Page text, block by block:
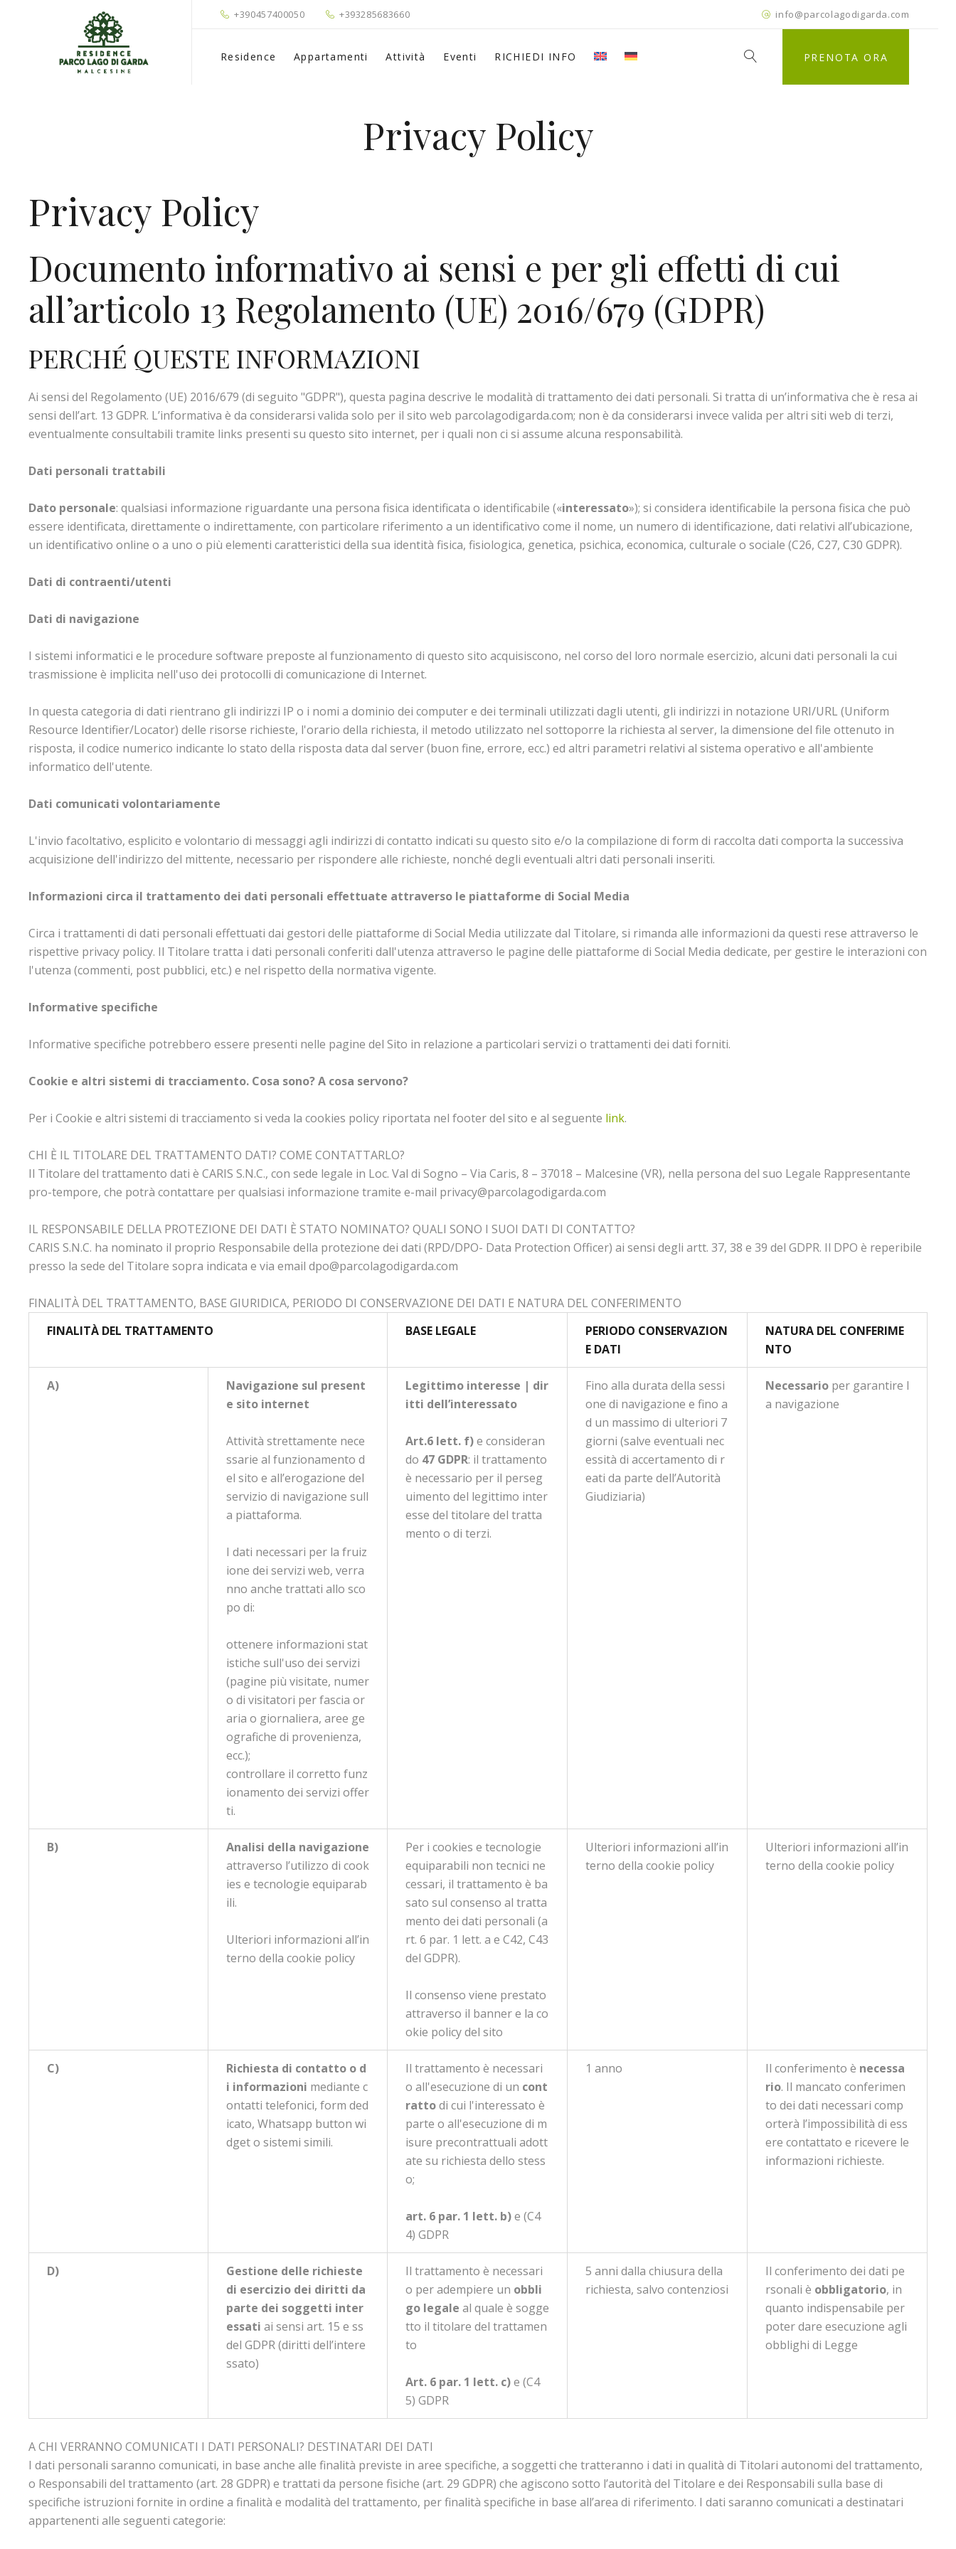
+390457400050 +393285683660 info@parcolagodigarda.com
Residence Appartamenti Attività Eventi RICHIEDI INFO PRENOTA ORA
Privacy Policy
Privacy Policy
Documento informativo ai sensi e per gli effetti di cui
all’articolo 13 Regolamento (UE) 2016/679 (GDPR)
PERCHÉ QUESTE INFORMAZIONI
Ai sensi del Regolamento (UE) 2016/679 (di seguito "GDPR"), questa pagina descrive le modalità di trattamento dei dati personali. Si tratta di un’informativa che è resa ai
sensi dell’art. 13 GDPR. L’informativa è da considerarsi valida solo per il sito web parcolagodigarda.com; non è da considerarsi invece valida per altri siti web di terzi,
eventualmente consultabili tramite links presenti su questo sito internet, per i quali non ci si assume alcuna responsabilità.
Dati personali trattabili
Dato personale: qualsiasi informazione riguardante una persona fisica identificata o identificabile («interessato»); si considera identificabile la persona fisica che può
essere identificata, direttamente o indirettamente, con particolare riferimento a un identificativo come il nome, un numero di identificazione, dati relativi all’ubicazione,
un identificativo online o a uno o più elementi caratteristici della sua identità fisica, fisiologica, genetica, psichica, economica, culturale o sociale (C26, C27, C30 GDPR).
Dati di contraenti/utenti
Dati di navigazione
I sistemi informatici e le procedure software preposte al funzionamento di questo sito acquisiscono, nel corso del loro normale esercizio, alcuni dati personali la cui
trasmissione è implicita nell'uso dei protocolli di comunicazione di Internet.
In questa categoria di dati rientrano gli indirizzi IP o i nomi a dominio dei computer e dei terminali utilizzati dagli utenti, gli indirizzi in notazione URI/URL (Uniform
Resource Identifier/Locator) delle risorse richieste, l'orario della richiesta, il metodo utilizzato nel sottoporre la richiesta al server, la dimensione del file ottenuto in
risposta, il codice numerico indicante lo stato della risposta data dal server (buon fine, errore, ecc.) ed altri parametri relativi al sistema operativo e all'ambiente
informatico dell'utente.
Dati comunicati volontariamente
L'invio facoltativo, esplicito e volontario di messaggi agli indirizzi di contatto indicati su questo sito e/o la compilazione di form di raccolta dati comporta la successiva
acquisizione dell'indirizzo del mittente, necessario per rispondere alle richieste, nonché degli eventuali altri dati personali inseriti.
Informazioni circa il trattamento dei dati personali effettuate attraverso le piattaforme di Social Media
Circa i trattamenti di dati personali effettuati dai gestori delle piattaforme di Social Media utilizzate dal Titolare, si rimanda alle informazioni da questi rese attraverso le
rispettive privacy policy. Il Titolare tratta i dati personali conferiti dall'utenza attraverso le pagine delle piattaforme di Social Media dedicate, per gestire le interazioni con
l'utenza (commenti, post pubblici, etc.) e nel rispetto della normativa vigente.
Informative specifiche
Informative specifiche potrebbero essere presenti nelle pagine del Sito in relazione a particolari servizi o trattamenti dei dati forniti.
Cookie e altri sistemi di tracciamento. Cosa sono? A cosa servono?
Per i Cookie e altri sistemi di tracciamento si veda la cookies policy riportata nel footer del sito e al seguente link.
CHI È IL TITOLARE DEL TRATTAMENTO DATI? COME CONTATTARLO?
Il Titolare del trattamento dati è CARIS S.N.C., con sede legale in Loc. Val di Sogno – Via Caris, 8 – 37018 – Malcesine (VR), nella persona del suo Legale Rappresentante
pro-tempore, che potrà contattare per qualsiasi informazione tramite e-mail privacy@parcolagodigarda.com
IL RESPONSABILE DELLA PROTEZIONE DEI DATI È STATO NOMINATO? QUALI SONO I SUOI DATI DI CONTATTO?
CARIS S.N.C. ha nominato il proprio Responsabile della protezione dei dati (RPD/DPO- Data Protection Officer) ai sensi degli artt. 37, 38 e 39 del GDPR. Il DPO è reperibile
presso la sede del Titolare sopra indicata e via email dpo@parcolagodigarda.com
FINALITÀ DEL TRATTAMENTO, BASE GIURIDICA, PERIODO DI CONSERVAZIONE DEI DATI E NATURA DEL CONFERIMENTO
FINALITÀ DEL TRATTAMENTO
BASE LEGALE
PERIODO CONSERVAZION
E DATI
NATURA DEL CONFERIME
NTO
A)
Navigazione sul present
e sito internet
Attività strettamente nece
ssarie al funzionamento d
el sito e all’erogazione del
servizio di navigazione sull
a piattaforma.
I dati necessari per la fruiz
ione dei servizi web, verra
nno anche trattati allo sco
po di:
ottenere informazioni stat
istiche sull'uso dei servizi
(pagine più visitate, numer
o di visitatori per fascia or
aria o giornaliera, aree ge
ografiche di provenienza,
ecc.);
controllare il corretto funz
ionamento dei servizi offer
ti.
Legittimo interesse | dir
itti dell’interessato
Art.6 lett. f)e consideran
do 47 GDPR: il trattamento
è necessario per il perseg
uimento del legittimo inter
esse del titolare del tratta
mento o di terzi.
Fino alla durata della sessi
one di navigazione e fino a
d un massimo di ulteriori 7
giorni (salve eventuali nec
essità di accertamento di r
eati da parte dell’Autorità
Giudiziaria)
Necessario per garantire l
a navigazione
B)
Analisi della navigazione
attraverso l’utilizzo di cook
ies e tecnologie equiparab
ili.
Ulteriori informazioni all’in
terno della cookie policy
Per i cookies e tecnologie
equiparabili non tecnici ne
cessari, il trattamento è ba
sato sul consenso al tratta
mento dei dati personali (a
rt. 6 par. 1 lett. a e C42, C43
del GDPR).
Il consenso viene prestato
attraverso il banner e la co
okie policy del sito
Ulteriori informazioni all’in
terno della cookie policy
Ulteriori informazioni all’in
terno della cookie policy
C)
Richiesta di contatto o d
i informazioni mediante c
ontatti telefonici, form ded
icato, Whatsapp button wi
dget o sistemi simili.
Il trattamento è necessari
o all'esecuzione di un cont
rattodi cui l'interessato è
parte o all'esecuzione di m
isure precontrattuali adott
ate su richiesta dello stess
o;
art. 6 par. 1 lett. b)e (C4
4) GDPR
1 anno Il conferimento è necessa
rio. Il mancato conferimen
to dei dati necessari comp
orterà l’impossibilità di ess
ere contattato e ricevere le
informazioni richieste.
D)
Gestione delle richieste
di esercizio dei diritti da
parte dei soggetti inter
essati ai sensi art. 15 e ss
del GDPR (diritti dell’intere
ssato)
Il trattamento è necessari
o per adempiere un obbli
go legale al quale è sogge
tto il titolare del trattamen
to
Art. 6 par. 1 lett. c)e (C4
5) GDPR
5 anni dalla chiusura della
richiesta, salvo contenziosi
Il conferimento dei dati pe
rsonali è obbligatorio, in
quanto indispensabile per
poter dare esecuzione agli
obblighi di Legge
A CHI VERRANNO COMUNICATI I DATI PERSONALI? DESTINATARI DEI DATI
I dati personali saranno comunicati, in base anche alle finalità previste in aree specifiche, a soggetti che tratteranno i dati in qualità di Titolari autonomi del trattamento,
o Responsabili del trattamento (art. 28 GDPR) e trattati da persone fisiche (art. 29 GDPR) che agiscono sotto l’autorità del Titolare e dei Responsabili sulla base di
specifiche istruzioni fornite in ordine a finalità e modalità del trattamento, per finalità specifiche in base all’area di riferimento. I dati saranno comunicati a destinatari
appartenenti alle seguenti categorie: